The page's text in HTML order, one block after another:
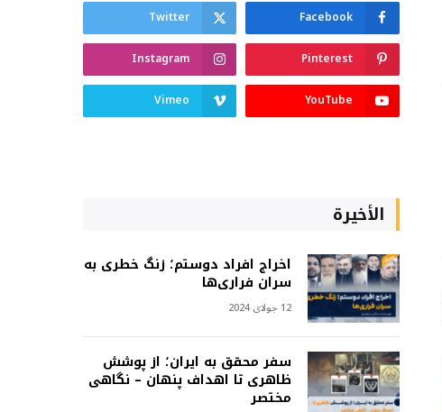
Facebook
Twitter
Pinterest
Instagram
YouTube
Vimeo
الأخيرة
اخراج افراد دوستم؛ زنگ خطری به
سران فراری‌ها
12 جولای 2024
سفر محقق به ایران؛ از پوشش
ظاهری تا اهداف پنهان – نگاهی
مختصر